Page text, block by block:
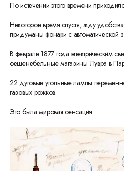
По истечении этого времени
Некоторое время спустя, жду
придуманы фонари с автоматической
В феврале 1877 года электрическим
фешенебельные магазины Лувра в
22 дуговые угольные лампы
газовых рожков.
Это была мировая сенсация.